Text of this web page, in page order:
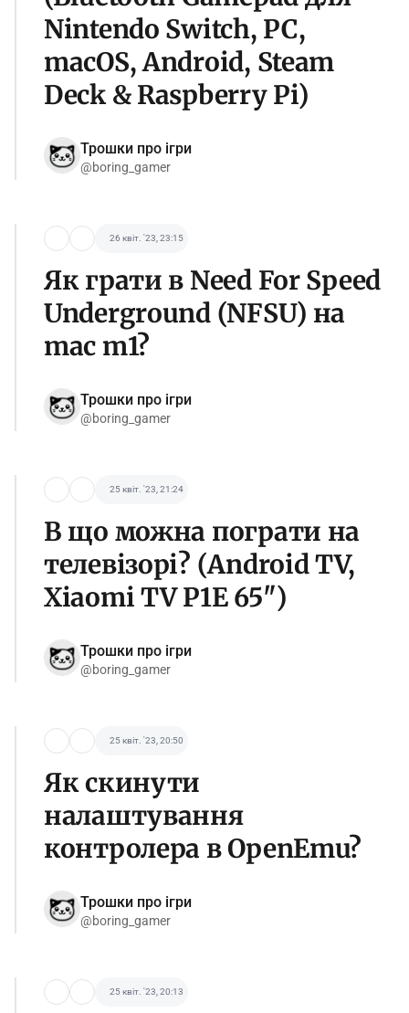
Nintendo Switch, PC,
macOS, Android, Steam
Deck & Raspberry Pi)
Трошки про ігри
@boring_gamer
26 квіт. '23, 23:15
Як грати в Need For Speed
Underground (NFSU) на
mac m1?
Трошки про ігри
@boring_gamer
25 квіт. '23, 21:24
В що можна пограти на
телевізорі? (Android TV,
Xiaomi TV P1E 65")
Трошки про ігри
@boring_gamer
25 квіт. '23, 20:50
Як скинути
налаштування
контролера в OpenEmu?
Трошки про ігри
@boring_gamer
25 квіт. '23, 20:13